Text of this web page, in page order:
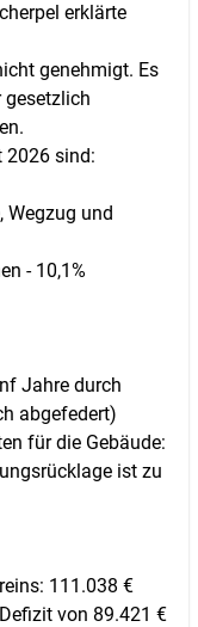
erklärte
genehmigt. Es
gesetzlich
2026 sind:
Wegzug und
- 10,1%
Jahre durch
abgefedert)
für die Gebäude:
ist zu
111.038 €
von 89.421 €